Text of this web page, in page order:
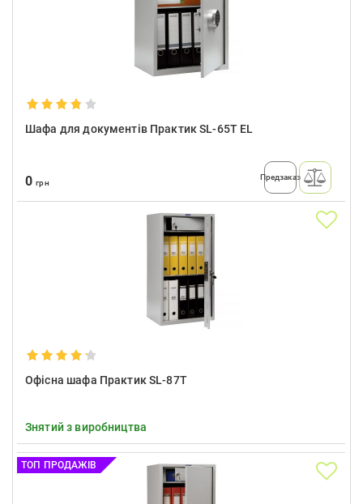
Шафа для документів Практик SL-65T EL
0грн
Предзаказ
Офісна шафа Практик SL-87T
Знятий з виробництва
ТОП ПРОДАЖІВ